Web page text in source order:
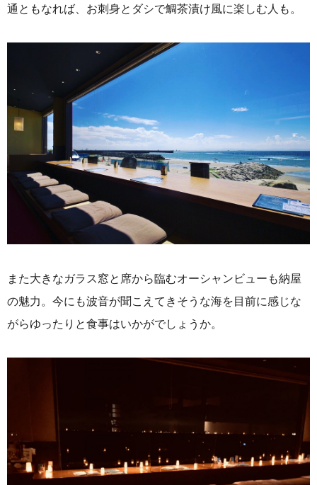
通ともなれば、お刺身とダシで鯛茶漬け風に楽しむ人も。
また大きなガラス窓と席から臨むオーシャンビューも納屋
の魅力。今にも波音が聞こえてきそうな海を目前に感じな
がらゆったりと食事はいかがでしょうか。